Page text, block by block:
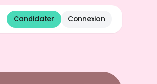
Candidater Connexion